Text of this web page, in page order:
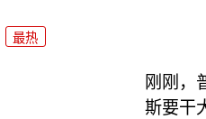
最热
刚刚，
斯要干